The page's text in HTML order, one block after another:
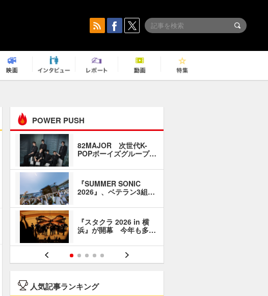
POWER PUSH
82MAJOR 次世代K-
POPボーイズグループ…
『SUMMER SONIC
2026』、ベテラン3組…
『スタクラ 2026 in 横
浜』が開幕 今年も多…
人気記事ランキング